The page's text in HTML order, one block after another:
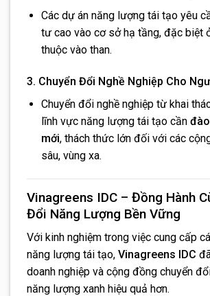
Các dự án năng lượng tái tạo yêu
tư cao vào cơ sở hạ tầng, đặc biệt
thuộc vào than.
3. Chuyển Đổi Nghề Nghiệp Cho
Chuyển đổi nghề nghiệp từ khai
lĩnh vực năng lượng tái tạo cần
mới, thách thức lớn đối với các
sâu, vùng xa.
Vinagreens IDC – Đồng Hành
Đổi Năng Lượng Bền Vững
Với kinh nghiệm trong việc cung cấp
năng lượng tái tạo, Vinagreens IDC
doanh nghiệp và cộng đồng chuyển
năng lượng xanh hiệu quả hơn.